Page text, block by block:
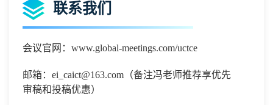
联系我们
会议官网： www.global-meetings.com/uctce
邮箱： ei_caict@163.com （备注冯老师推荐享优先
审稿和投稿优惠）